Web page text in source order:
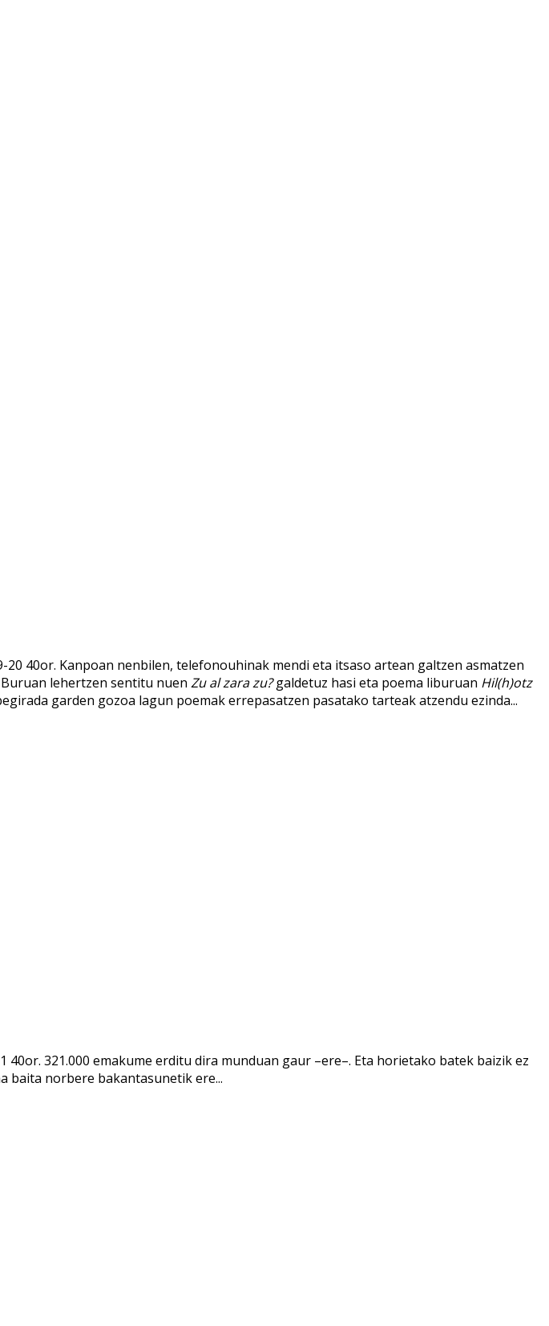
20 40or. Kanpoan nenbilen, telefonouhinak mendi eta itsaso artean galtzen asmatzen
lehertzen sentitu nuen Zu al zara zu?galdetuz hasi eta poema liburuan Hil(h)otz
garden gozoa lagun poemak errepasatzen pasatako tarteak atzendu ezinda...
40or. 321.000 emakume erditu dira munduan gaur –ere–. Eta horietako batek baizik ez
baita norbere bakantasunetik ere...